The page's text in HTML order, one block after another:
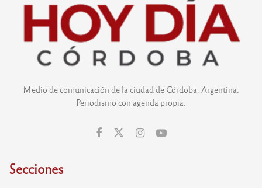
Medio de comunicación de la ciudad de Córdoba, Argentina.
Periodismo con agenda propia.
Secciones